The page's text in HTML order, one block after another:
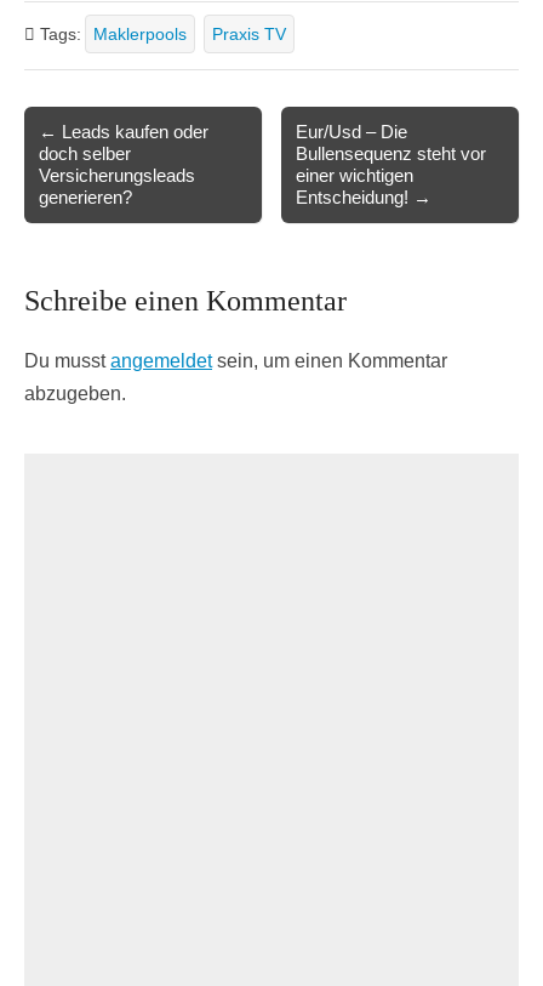
Tags: Maklerpools Praxis TV
navigation
← Leads kaufen oder
doch selber
Versicherungsleads
generieren?
Eur/Usd – Die
Bullensequenz steht vor
einer wichtigen
Entscheidung! →
Schreibe einen Kommentar
Du musstangemeldetsein, um einen Kommentar
abzugeben.